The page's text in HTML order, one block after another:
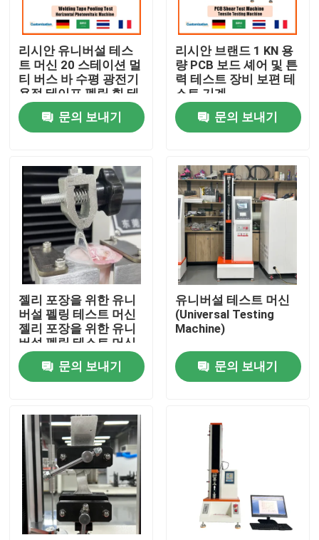
집
제품
VR 쇼
회사 소개
공장 견학
품질 관리
소식
케이스
실험실 테스팅 기계
리시안 유니버설 테스
트 머신 20 스테이션 멀
티 버스 바 수평 광전기
용접 테이프 펠링 힘 테
스트 머신 장비
문의 보내기
리시안 브랜드 1 KN 용
량 PCB 보드 셰어 및 튼
력 테스트 장비 보편 테
스트 기계
문의 보내기
젤리 포장을 위한 유니
버설 펠링 테스트 머신
젤리 포장을 위한 유니
버설 펠링 테스트 머신
문의 보내기
유니버설 테스트 머신
(Universal Testing
Machine)
문의 보내기